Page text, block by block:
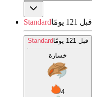
Standard قبل 121 يومًا
Standard قبل 121 يومًا
خسارة
4